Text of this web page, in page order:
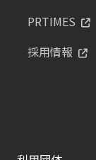
PRTIMES
採用情報